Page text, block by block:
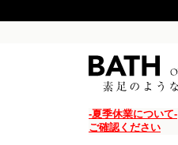
-夏季休業について-
ご確認ください